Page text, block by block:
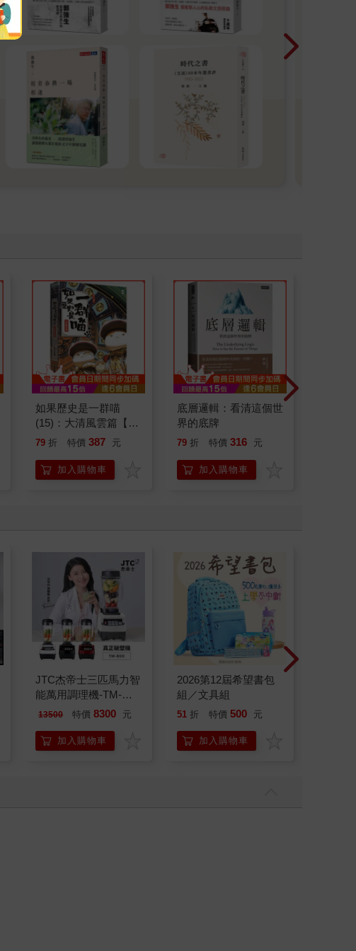
如果歷史是一群喵
(15)：大清風雲篇【萌
貓漫畫學歷史】
79 折 特價 387 元
加入購物車
底層邏輯：看清這個世
界的底牌
79 折 特價 316 元
加入購物車
JTC杰帝士三匹馬力智
能萬用調理機-TM-
800-黑-公司貨(真正破
13500 特價 8300 元
加入購物車
2026第12屆希望書包
組／文具組
51 折 特價 500 元
加入購物車